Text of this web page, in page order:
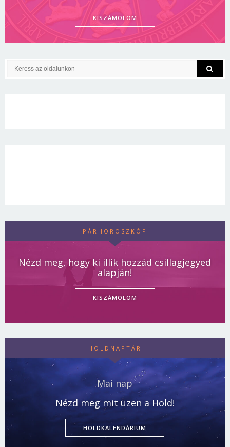
KISZÁMOLOM
PÁRHOROSZKÓP
Nézd meg, hogy ki illik hozzád csillagjegyed
alapján!
KISZÁMOLOM
HOLDNAPTÁR
Mai nap
Nézd meg mit üzen a Hold!
HOLDKALENDÁRIUM